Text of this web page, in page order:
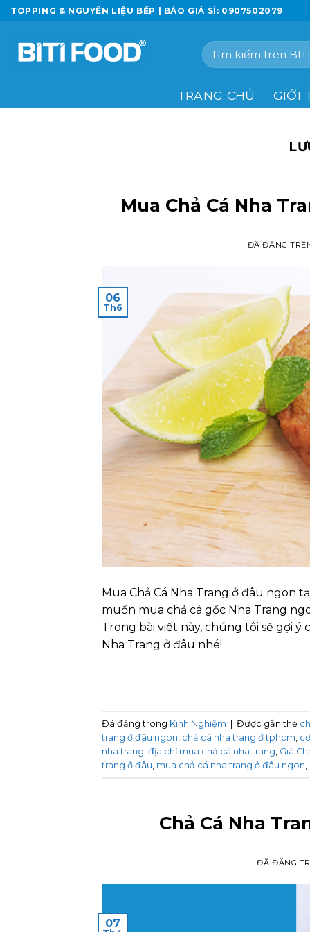
Chuyển
đến
dung
TOPPING & NGUYÊN LIỆU BẾP | BÁO GIÁ SỈ: 0907502079
Tìm
kiếm:
TRANG CHỦ GIỚI
Mua Chả Cá Nha
ĐÃ ĐĂNG
06
Th6
Mua Chả Cá Nha Trang ở đâu ngon
muốn mua chả cá gốc Nha Trang
Trong bài viết này, chúng tôi sẽ gợi
Nha Trang ở đâu nhé!
Đã đăng trong Kinh Nghiệm | Được gắn thẻ
trang ở đâu ngon chả cá nha trang ở tphcm
nha trang địa chỉ mua chả cá nha trang Giá
trang ở đâu mua chả cá nha trang ở đâu ngon
Chả Cá Nha
ĐÃ ĐĂNG
07